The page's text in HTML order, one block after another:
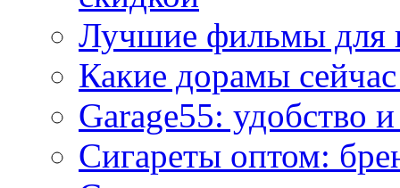
Лучшие фильмы для
Какие дорамы
Garage55: удобство
Сигареты оптом: